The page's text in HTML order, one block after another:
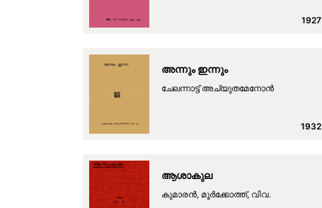
1927
അന്നും ഇന്നും
ചേലന്നാട്ട് അച്യുതമേനോന്‍
1932
ആശാകുല
കുമാരന്‍, മൂര്‍ക്കോത്ത്, വിവ.